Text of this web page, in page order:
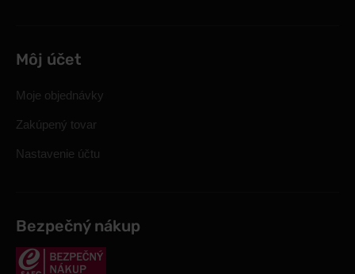
Môj účet
Moje objednávky
Zakúpený tovar
Nastavenie účtu
Bezpečný nákup